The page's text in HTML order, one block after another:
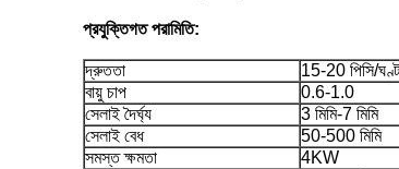
প্রযুক্তিগত পরামিতি:
দ্রুততা
15-20 পিসি/
বায়ু চাপ
0.6-1.0
সেলাই দৈর্ঘ্য
3 মিমি-7 মিমি
সেলাই বেধ
50-500 মিমি
সমস্ত ক্ষমতা
4KW